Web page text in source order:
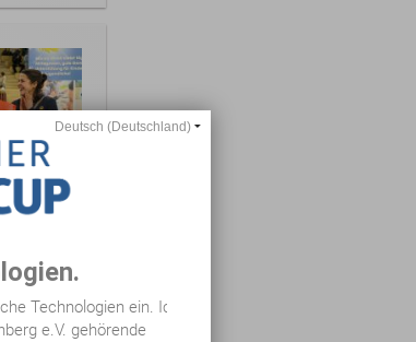
Technologien ein. Ich
e.V. gehörende